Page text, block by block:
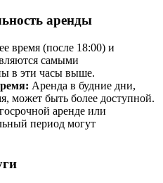
аренды
время (после 18:00) и
самыми
в эти часы выше.
Аренда в будние дни,
может быть более доступной.
аренде или
период могут